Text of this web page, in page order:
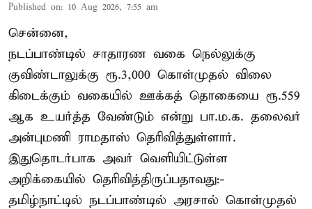
Published on: 10 Aug 2026, 7:55 am
சென்னை,
நடப்பாண்டில் சாதாரண வகை நெல்லுக்கு
குவிண்டாலுக்கு ரூ.3,000 கொள்முதல் விலை
கிடைக்கும் வகையில் ஊக்கத் தொகையை ரூ.559
ஆக உயர்த்த வேண்டும் என்று பா.ம.க. தலைவர்
அன்புமணி ராமதாஸ் தெரிவித்துள்ளார்.
இதுதொடர்பாக அவர் வெளியிட்டுள்ள
அறிக்கையில் தெரிவித்திருப்பதாவது:-
தமிழ்நாட்டில் நடப்பாண்டில் அரசால் கொள்முதல்